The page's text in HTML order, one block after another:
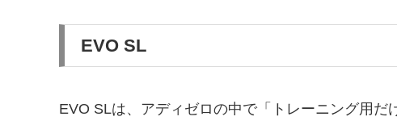
EVO SL
EVO SLは、アディゼロの中で「トレーニング用